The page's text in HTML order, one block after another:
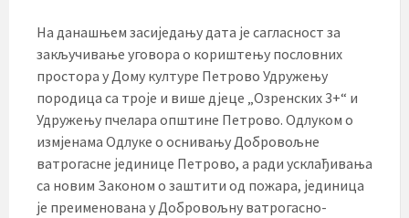
На данашњем засиједању дата је сагласност за
закључивање уговора о кориштењу пословних
простора у Дому културе Петрово Удружењу
породица са троје и више дјеце „Озренских 3+“ и
Удружењу пчелара општине Петрово. Одлуком о
измјенама Одлуке о оснивању Добровољне
ватрогасне јединице Петрово, а ради усклађивања
са новим Законом о заштити од пожара, јединица
је преименована у Добровољну ватрогасно-